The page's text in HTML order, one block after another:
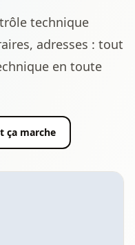
technique
adresses : tout
en toute
ça marche